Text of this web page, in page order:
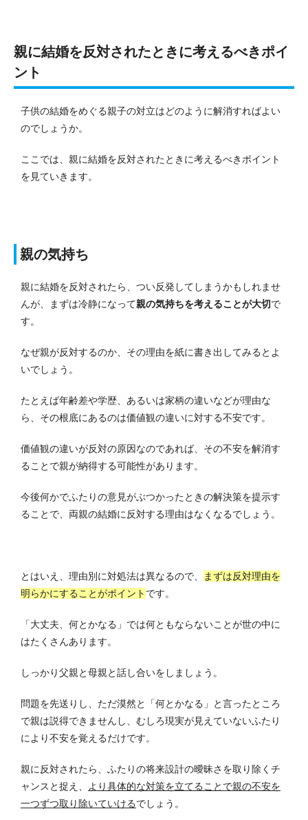
親に結婚を反対されたときに考えるべきポイ
ント
子供の結婚をめぐる親子の対立はどのように解消すればよい
のでしょうか。
ここでは、親に結婚を反対されたときに考えるべきポイント
を見ていきます。
親の気持ち
親に結婚を反対されたら、つい反発してしまうかもしれませ
んが、まずは冷静になって親の気持ちを考えることが大切で
す。
なぜ親が反対するのか、その理由を紙に書き出してみるとよ
いでしょう。
たとえば年齢差や学歴、あるいは家柄の違いなどが理由な
ら、その根底にあるのは価値観の違いに対する不安です。
価値観の違いが反対の原因なのであれば、その不安を解消す
ることで親が納得する可能性があります。
今後何かでふたりの意見がぶつかったときの解決策を提示す
ることで、両親の結婚に反対する理由はなくなるでしょう。
とはいえ、理由別に対処法は異なるので、
まずは反対理由を
明らかにすることがポイント です。
「大丈夫、何とかなる」では何ともならないことが世の中に
はたくさんあります。
しっかり父親と母親と話し合いをしましょう。
問題を先送りし、ただ漠然と「何とかなる」と言ったところ
で親は説得できませんし、むしろ現実が見えていないふたり
により不安を覚えるだけです。
親に反対されたら、ふたりの将来設計の曖昧さを取り除くチ
ャンスと捉え、
より具体的な対策を立てることで親の不安を
一つずつ取り除いていけるでしょう。